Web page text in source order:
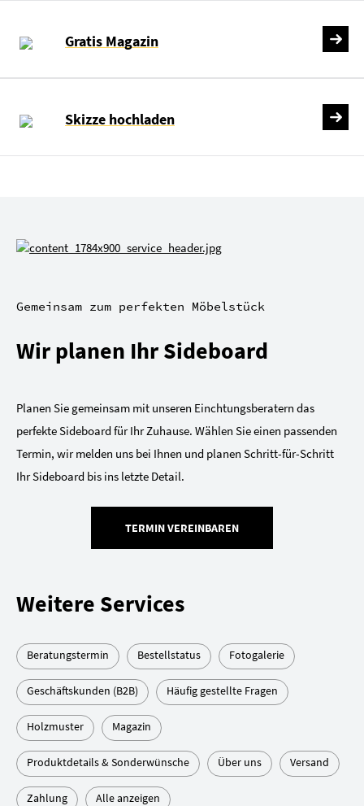
Gratis Magazin
Skizze hochladen
Gemeinsam zum perfekten Möbelstück
Wir planen Ihr Sideboard
Planen Sie gemeinsam mit unseren Einchtungsberatern das
perfekte Sideboard für Ihr Zuhause. Wählen Sie einen passenden
Termin, wir melden uns bei Ihnen und planen Schritt-für-Schritt
Ihr Sideboard bis ins letzte Detail.
TERMIN VEREINBAREN
Weitere Services
Beratungstermin Bestellstatus Fotogalerie
Geschäftskunden (B2B) Häufig gestellte Fragen
Holzmuster Magazin
Produktdetails & Sonderwünsche Über uns Versand
Zahlung Alle anzeigen